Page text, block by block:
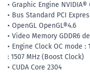
• Graphic Engine NVIDIA®
• Bus Standard PCI
• OpenGL OpenGL®4.6
• Video Memory GDDR6
• Engine Clock OC mode
: 1507 MHz (Boost Clock)
• CUDA Core 2304